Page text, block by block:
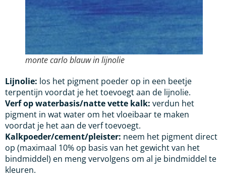
monte carlo blauw in lijnolie
Lijnolie: los het pigment poeder op in een beetje
terpentijn voordat je het toevoegt aan de lijnolie.
Verf op waterbasis/natte vette kalk: verdun het
pigment in wat water om het vloeibaar te maken
voordat je het aan de verf toevoegt.
Kalkpoeder/cement/pleister: neem het pigment direct
op (maximaal 10% op basis van het gewicht van het
bindmiddel) en meng vervolgens om al je bindmiddel te
kleuren.